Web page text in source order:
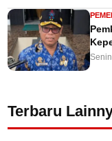
Terbaru